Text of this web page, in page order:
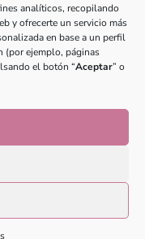
analíticos, recopilando
y ofrecerte un servicio más
en base a un perfil
(por ejemplo, páginas
el botón “Aceptar” o